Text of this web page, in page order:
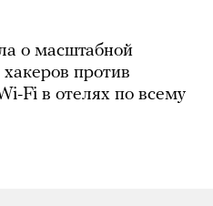
о масштабной
против
Fi в отелях по всему